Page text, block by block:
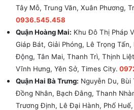
Tây Mỗ, Trung Văn, Xuân Phương,
0936.545.458
Quận Hoàng Mai: Khu Đô Thị Pháp
Giáp Bát, Giải Phóng, Lê Trọng
Động, Tân Mai, Thanh Trì, Thịnh
Vĩnh Hưng, Yên Sở, Times City.
Quận Hai Bà Trưng: Nguyễn Du, Bùi
Đồng Nhân, Bạch Đằng, Thanh
Trương Định, Lê Đại Hành, Phố